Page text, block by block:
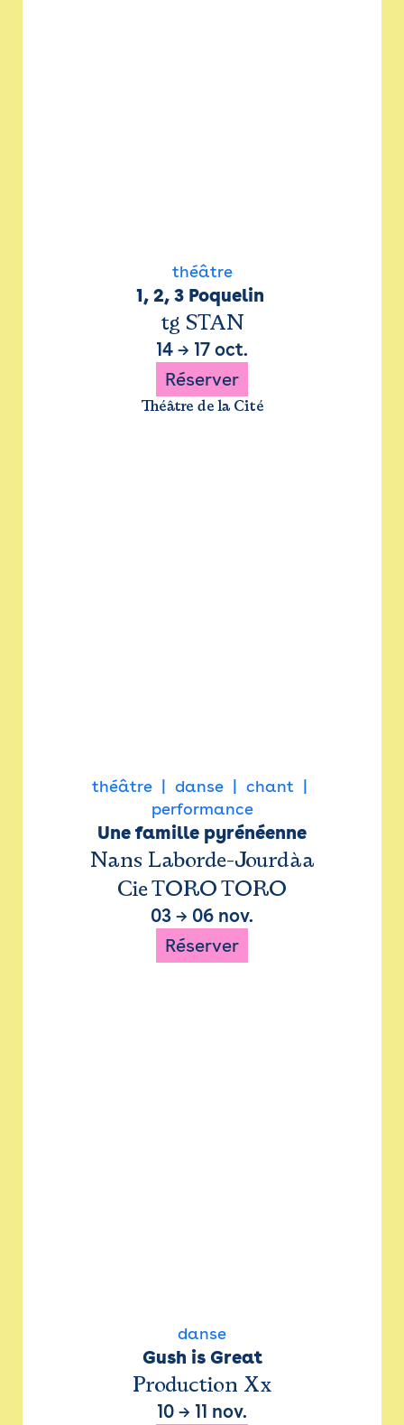
théâtre
1, 2, 3 Poquelin
tg STAN
14 → 17 oct.
Réserver
Théâtre de la Cité
théâtre danse
chant
performance
Une famille pyrénéenne
Nans Laborde-Jourdàa
Cie TORO TORO
03 → 06 nov.
Réserver
danse
Gush is Great
Production Xx
10 → 11 nov.